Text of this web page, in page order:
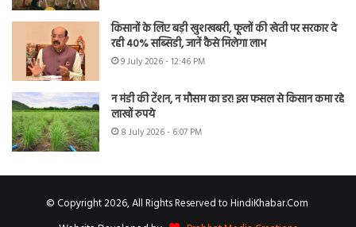
किसानों के लिए बड़ी खुशखबरी, फूलों की खेती पर सरकार दे
रही 40% सब्सिडी, जानें कैसे मिलेगा लाभ
9 July 2026 - 12:46 PM
न मंडी की टेंशन, न मौसम का डर! इस फसल से किसान कमा रहे
लाखों रुपये
8 July 2026 - 6:07 PM
© Copyright 2026, All Rights Reserved to HindiKhabar.Com